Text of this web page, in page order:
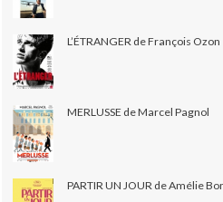
L’ÉTRANGER de François Ozon
MERLUSSE de Marcel Pagnol
PARTIR UN JOUR de Amélie